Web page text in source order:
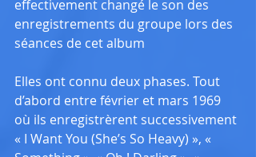
effectivement changé le son des
enregistrements du groupe lors des
séances de cet album
Elles ont connu deux phases. Tout
d’abord entre février et mars 1969
où ils enregistrèrent successivement
« I Want You (She’s So Heavy) », «